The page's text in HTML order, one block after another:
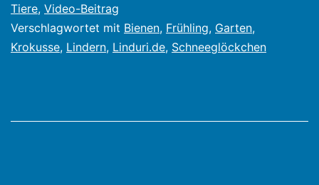
heute.
Die
Tiere, Video-Beitrag
Verschlagwortet mit Bienen, Frühling, Garten,
Krokusse, Lindern, Linduri.de, Schneeglöckchen